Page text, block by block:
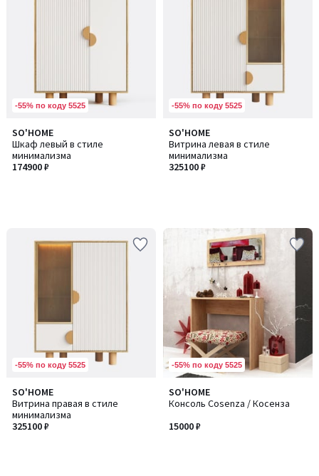
-55% по коду 5525
SO'HOME
Шкаф левый в стиле
минимализма
174900 ₽
-55% по коду 5525
SO'HOME
Витрина левая в стиле
минимализма
325100 ₽
-55% по коду 5525
SO'HOME
Витрина правая в стиле
минимализма
325100 ₽
-55% по коду 5525
SO'HOME
Консоль Cosenza / Косенза
15000 ₽